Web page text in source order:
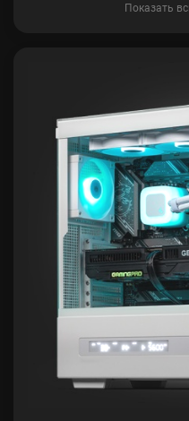
Показать